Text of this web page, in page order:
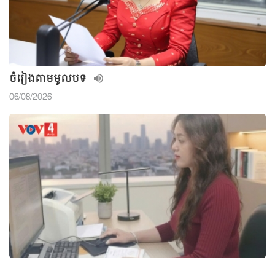
ចំរៀងតាមមូលបទ
06/08/2026